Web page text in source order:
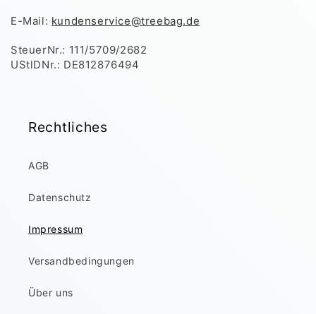
E-Mail: kundenservice@treebag.de
SteuerNr.: 111/5709/2682
UStlDNr.: DE812876494
Rechtliches
AGB
Datenschutz
Impressum
Versandbedingungen
Über uns